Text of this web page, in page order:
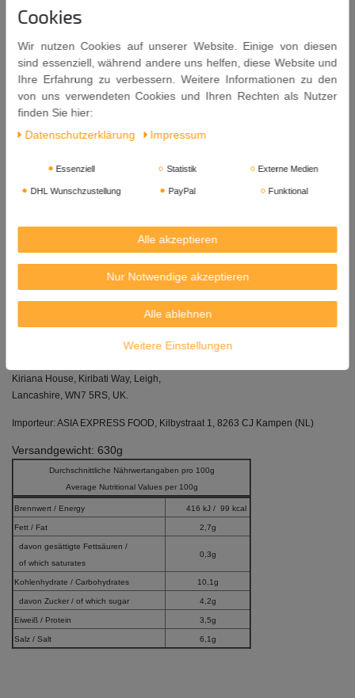
Knoblauchpulver,
Allergiehinweis: Kann Senf, Erdnüsse und Schalenfrüchte
enthalten.
Farbstoff E122, E129 kann Aktivität und Aufmerksamkeit bei
Kindern beeinträchtigen.
DIESES PRODUKT DARF NICHT UNGEKOCHT VERZEHRT
Mindesthaltbarkeitsdatums verbrauchen.
Inhalt: 312g
Mindestens Haltbar bis: 30. 09. 2028
Kiriana House, Kiribati Way, Leigh,
Lancashire, WN7 5RS, UK.
Importeur: ASIA EXPRESS FOOD, Kilbystraat 1, 8263 CJ Kampen (NL)
Versandgewicht: 630g
Durchschnittliche Nährwertangaben pro 100g
Average Nutritional Values per 100g
Brennwert / Energy 416 kJ / 99 kcal
Fett / Fat 2,7g
davon gesättigte Fettsäuren /
of which saturates
0,3g
Kohlenhydrate / Carbohydrates 10,1g
davon Zucker / of which sugar 4,2g
Eiweiß / Protein 3,5g
Salz / Salt 6,1g
Cookies
Wir nutzen Cookies auf unserer Website. Einige von diesen
sind essenziell, während andere uns helfen, diese Website und
Ihre Erfahrung zu verbessern. Weitere Informationen zu den
von uns verwendeten Cookies und Ihren Rechten als Nutzer
finden Sie hier:
Daten­schutz­erklärung
Impressum
Essenziell Statistik Externe Medien
DHL Wunschzustellung PayPal Funktional
Alle akzeptieren
Nur Notwendige akzeptieren
Alle ablehnen
Weitere Einstellungen